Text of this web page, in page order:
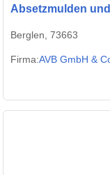
Absetzmulden
Berglen, 73663
Firma:AVB GmbH &